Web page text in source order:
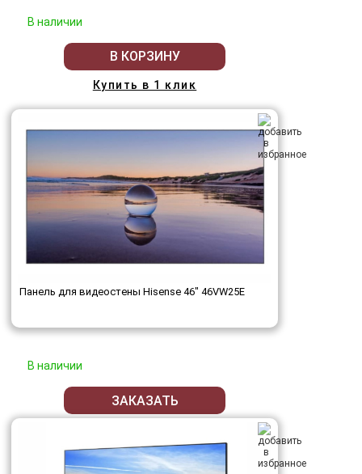
В наличии
В КОРЗИНУ
Купить в 1 клик
Панель для видеостены Hisense 46" 46VW25E
В наличии
ЗАКАЗАТЬ